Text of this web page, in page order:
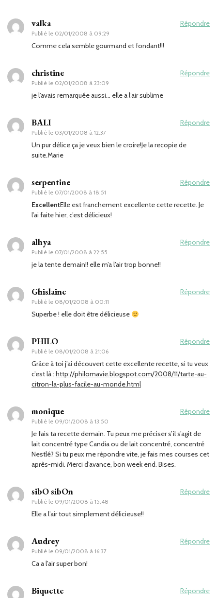
valka
Publié le 02/01/2008 à 09:29
Répondre
Comme cela semble gourmand et fondant!!!
christine
Publié le 02/01/2008 à 23:09
Répondre
je l’avais remarquée aussi… elle a l’air sublime
BALI
Publié le 03/01/2008 à 12:37
Répondre
Un pur délice ça je veux bien le croire!Je la recopie de
suite.Marie
serpentine
Publié le 07/01/2008 à 18:51
Répondre
ExcellentElle est franchement excellente cette recette. Je
l’ai faite hier, c’est délicieux!
alhya
Publié le 07/01/2008 à 22:55
Répondre
je la tente demain!! elle m’a l’air trop bonne!!
Ghislaine
Publié le 08/01/2008 à 00:11
Répondre
Superbe ! elle doit être délicieuse
PHILO
Publié le 08/01/2008 à 21:06
Répondre
Grâce à toi j’ai découvert cette excellente recette, si tu veux
c’est là : http://philomavie.blogspot.com/2008/11/tarte-au-
citron-la-plus-facile-au-monde.html
monique
Publié le 09/01/2008 à 13:50
Répondre
Je fais ta recette demain. Tu peux me préciser s’il s’agit de
lait concentré type Candia ou de lait concentré, concentré
Nestlé? Si tu peux me répondre vite, je fais mes courses cet
après-midi. Merci d’avance, bon week end. Bises.
sibO sibOn
Publié le 09/01/2008 à 15:48
Répondre
Elle a l’air tout simplement délicieuse!!
Audrey
Publié le 09/01/2008 à 16:37
Répondre
Ca a l’air super bon!
Biquette Répondre